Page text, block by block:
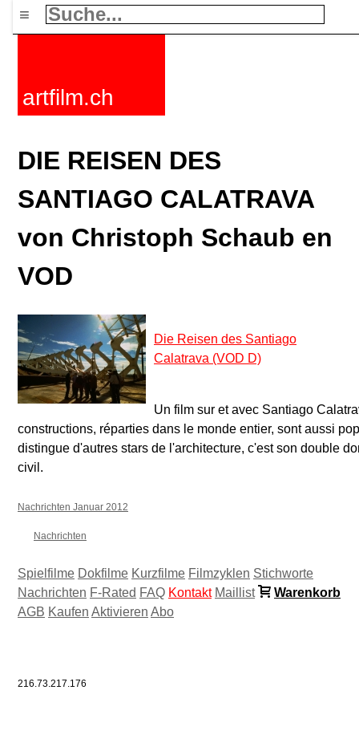
≡
artfilm.ch
DIE REISEN DES
SANTIAGO CALATRAVA
von Christoph Schaub en
VOD
Die Reisen des Santiago
Calatrava (VOD D)
Un film sur et avec Santiago
constructions, réparties dans le monde entier, sont aussi
distingue d'autres stars de l'architecture, c'est son double
civil.
Nachrichten Januar 2012
Nachrichten
Spielfilme Dokfilme Kurzfilme Filmzyklen Stichworte
Nachrichten F-Rated FAQ Kontakt Maillist
Warenkorb
AGB Kaufen Aktivieren Abo
216.73.217.176